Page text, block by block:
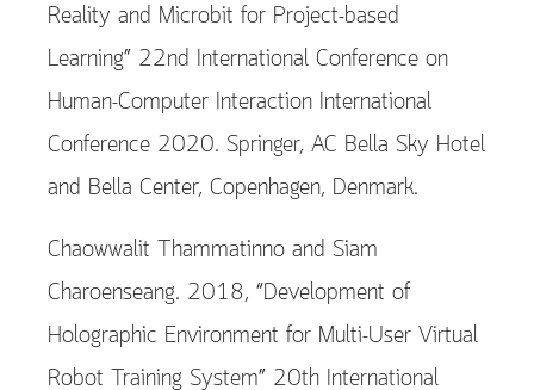
Reality and Microbit for Project-based
Learning” 22nd International Conference on
Human-Computer Interaction International
Conference 2020. Springer, AC Bella Sky Hotel
and Bella Center, Copenhagen, Denmark.
Chaowwalit Thammatinno and Siam
Charoenseang. 2018, “Development of
Holographic Environment for Multi-User Virtual
Robot Training System” 20th International